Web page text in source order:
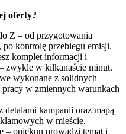
oferty?
Z – od przygotowania
kontrolę przebiegu emisji.
komplet informacji i
zwykle w kilkanaście minut.
wykonane z solidnych
w zmiennych warunkach
detalami kampanii oraz mapą
w mieście.
– opiekun prowadzi temat i